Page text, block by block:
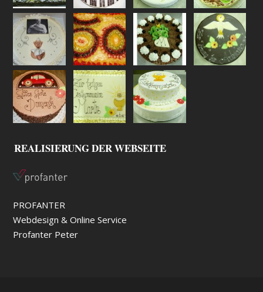
REALISIERUNG DER WEBSEITE
PROFANTER
Webdesign & Online Service
Profanter Peter